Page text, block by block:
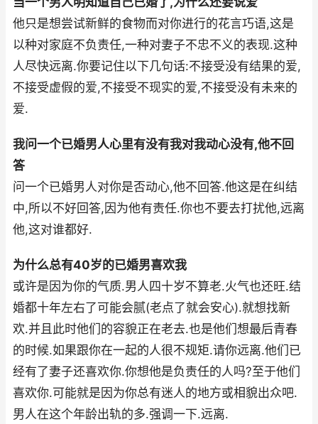
他只是想尝试新鲜的食物而对你进行的花言巧语,这是
以种对家庭不负责任,一种对妻子不忠不义的表现.这种
人尽快远离.你要记住以下几句话:不接受没有结果的爱,
不接受虚假的爱,不接受不现实的爱,不接受没有未来的
爱.
我问一个已婚男人心里有没有我对我动心没有,他不回
答
问一个已婚男人对你是否动心,他不回答.他这是在纠结
中,所以不好回答,因为他有责任.你也不要去打扰他,远离
他,这对谁都好.
为什么总有40岁的已婚男喜欢我
或许是因为你的气质.男人四十岁不算老.火气也还旺.结
婚都十年左右了可能会腻(老点了就会安心).就想找新
欢.并且此时他们的容貌正在老去.也是他们想最后青春
的时候.如果跟你在一起的人很不规矩.请你远离.他们已
经有了妻子还喜欢你.你想他是负责任的人吗?至于他们
喜欢你.可能就是因为你总有迷人的地方或相貌出众吧.
男人在这个年龄出轨的多.强调一下.远离.